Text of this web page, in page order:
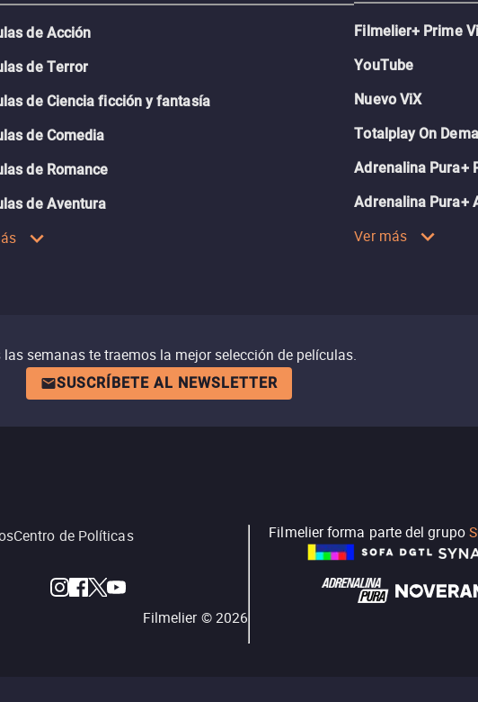
de Acción
de Terror
de Ciencia ficción y fantasía
de Comedia
de Romance
de Aventura
Filmelier+ Prime
YouTube
Nuevo ViX
Totalplay On
Adrenalina Pura+
Adrenalina Pura+
Ver más
las semanas te traemos la mejor selección de películas.
SUSCRÍBETE AL NEWSLETTER
Centro de Políticas
Filmelier ©2026
Filmelier forma parte del grupo